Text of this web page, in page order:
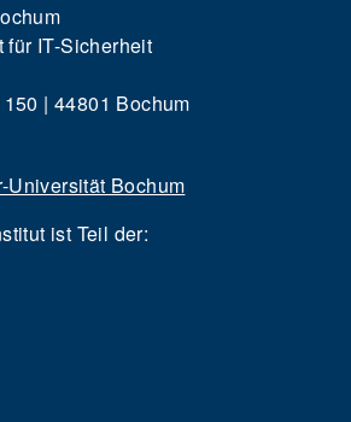
für IT-Sicherheit
| 44801 Bochum
Universität Bochum
ist Teil der: